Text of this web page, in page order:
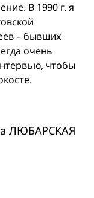
В 1990 г. я
– бывших
очень
чтобы
ЛЮБАРСКАЯ